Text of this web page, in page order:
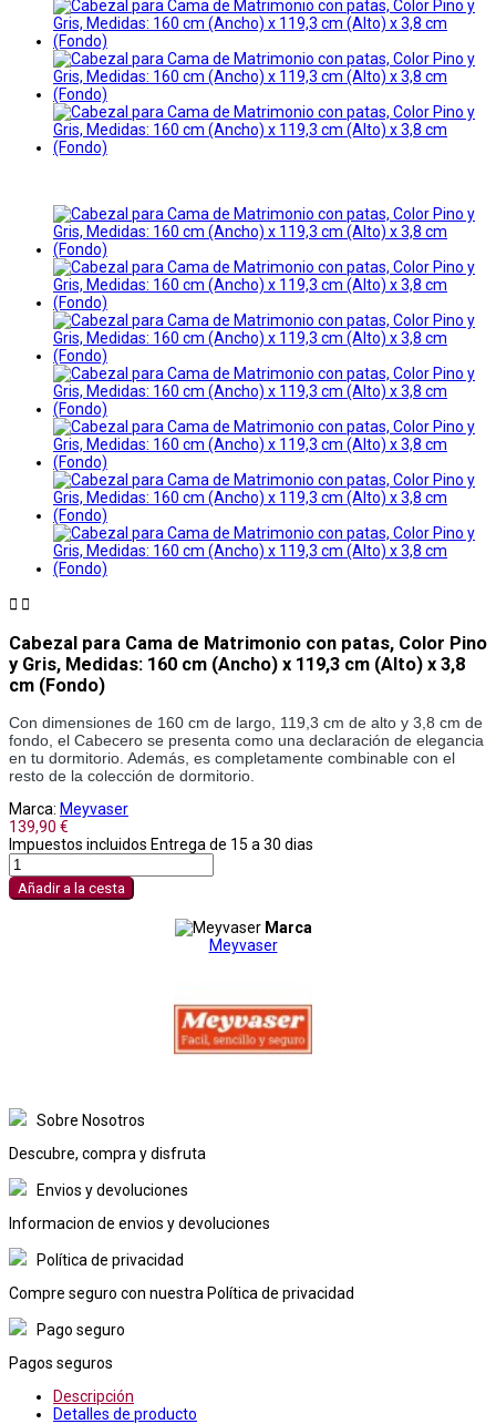
 
Cabezal para Cama de Matrimonio con patas, Color Pino
y Gris, Medidas: 160 cm (Ancho) x 119,3 cm (Alto) x 3,8
cm (Fondo)
Con dimensiones de 160 cm de largo, 119,3 cm de alto y 3,8 cm de
fondo, el Cabecero se presenta como una declaración de elegancia
en tu dormitorio. Además, es completamente combinable con el
resto de la colección de dormitorio.
Marca: Meyvaser
139,90 €
Impuestos incluidos Entrega de 15 a 30 dias
Añadir a la cesta
Marca
Meyvaser
Sobre Nosotros
Descubre, compra y disfruta
Envios y devoluciones
Informacion de envios y devoluciones
Política de privacidad
Compre seguro con nuestra Política de privacidad
Pago seguro
Pagos seguros
Descripción
Detalles de producto